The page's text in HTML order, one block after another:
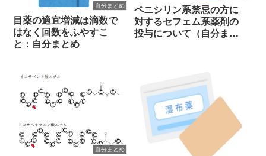
自分まとめ
目薬の適宜増減は滴数で
はなく回数をふやすこ
と：自分まとめ
ペニシリン系禁忌の方に
対するセフェム系薬剤の
投与について（自分まと
自分まとめ